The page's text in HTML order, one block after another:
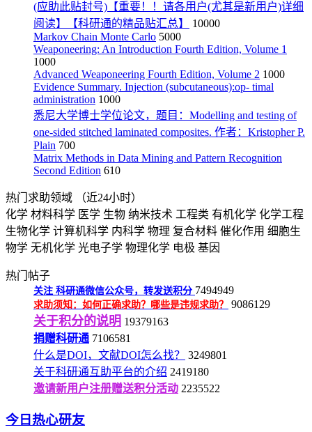
(应助此贴封号)【重要！！请各用户(尤其是新用户)详细
阅读】【科研通的精品贴汇总】
10000
Markov Chain Monte Carlo 5000
Weaponeering: An Introduction Fourth Edition, Volume 1
1000
Advanced Weaponeering Fourth Edition, Volume 2 1000
Evidence Summary. Injection (subcutaneous):op- timal
administration 1000
悉尼大学博士学位论文，题目：Modelling and testing of
one-sided stitched laminated composites. 作者：Kristopher P.
Plain 700
Matrix Methods in Data Mining and Pattern Recognition
Second Edition 610
热门求助领域
（近24小时）
化学 材料科学 医学 生物 纳米技术 工程类 有机化学 化学工程
生物化学 计算机科学 内科学 物理 复合材料 催化作用 细胞生
物学 无机化学 光电子学 物理化学 电极 基因
热门帖子
关注 科研通微信公众号，转发送积分 7494949
求助须知：如何正确求助？哪些是违规求助？ 9086129
关于积分的说明 19379163
捐赠科研通 7106581
什么是DOI，文献DOI怎么找？
3249801
关于科研通互助平台的介绍 2419180
邀请新用户注册赠送积分活动 2235522
今日热心研友